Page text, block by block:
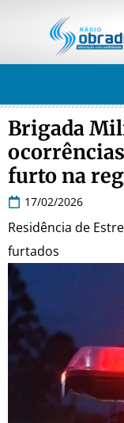
Brigada
furto na
17/02/2026
Residência de
furtados